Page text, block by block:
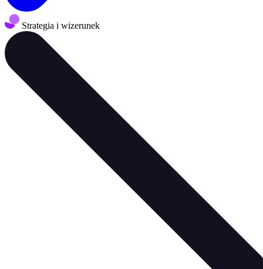
Strategia i wizerunek